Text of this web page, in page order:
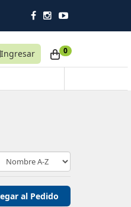
Impulsando la
Ingresar 0